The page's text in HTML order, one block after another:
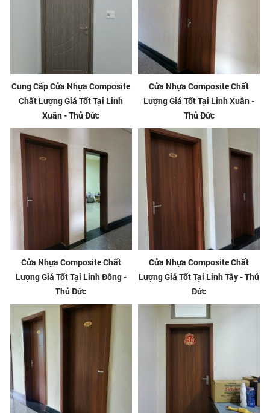
Cung Cấp Cửa Nhựa Composite
Chất Lượng Giá Tốt Tại Linh
Xuân - Thủ Đức
Cửa Nhựa Composite Chất
Lượng Giá Tốt Tại Linh Xuân -
Thủ Đức
Cửa Nhựa Composite Chất
Lượng Giá Tốt Tại Linh Đông -
Thủ Đức
Cửa Nhựa Composite Chất
Lượng Giá Tốt Tại Linh Tây - Thủ
Đức